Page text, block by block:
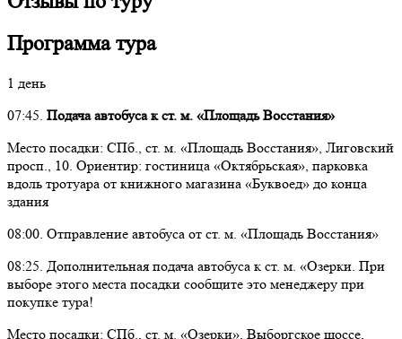
Программа тура
1 день
07:45. Подача автобуса к ст. м. «Площадь Восстания»
Место посадки: СПб., ст. м. «Площадь Восстания», Лиговский
просп., 10. Ориентир: гостиница «Октябрьская», парковка
вдоль тротуара от книжного магазина «Буквоед» до конца
здания
08:00. Отправление автобуса от ст. м. «Площадь Восстания»
08:25. Дополнительная подача автобуса к ст. м. «Озерки. При
выборе этого места посадки сообщите это менеджеру при
покупке тура!
Место посадки: СПб., ст. м. «Озерки», Выборгское шоссе,